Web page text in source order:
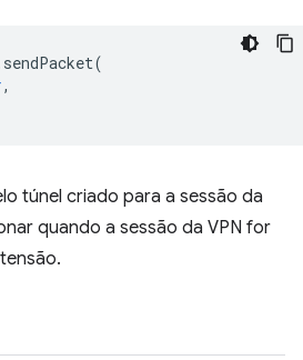
sendPacket(
,
túnel criado para a sessão da
quando a sessão da VPN for